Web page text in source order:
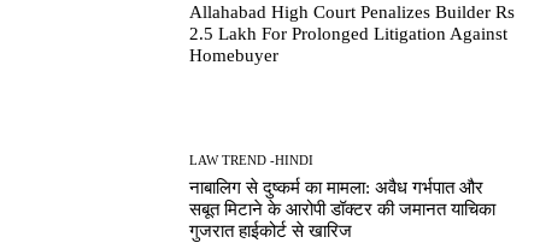
Allahabad High Court Penalizes Builder Rs
2.5 Lakh For Prolonged Litigation Against
Homebuyer
LAW TREND -HINDI
नाबालिग से दुष्कर्म का मामला: अवैध गर्भपात और
सबूत मिटाने के आरोपी डॉक्टर की जमानत याचिका
गुजरात हाईकोर्ट से खारिज